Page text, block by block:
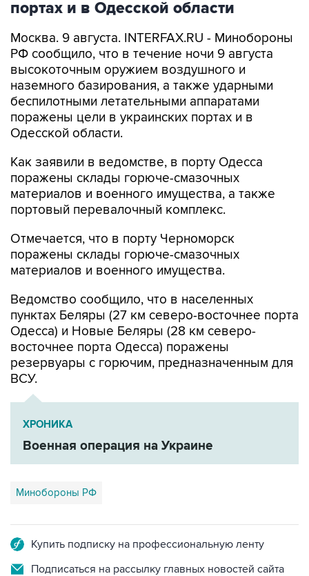
Москва. 9 августа. INTERFAX.RU - Минобороны
высокоточным оружием воздушного и
наземного базирования, а также ударными
беспилотными летательными аппаратами
поражены цели в украинских портах и в
Одесской области.
Как заявили в ведомстве, в порту Одесса
материалов и военного имущества, а также
портовый перевалочный комплекс.
Отмечается, что в порту Черноморск
материалов и военного имущества.
Ведомство сообщило, что в населенных
Одесса) и Новые Беляры (28 км северо-
восточнее порта Одесса) поражены
резервуары с горючим, предназначенным для
ВСУ.
ХРОНИКА
Военная операция на Украине
Минобороны РФ
Подписаться на рассылку главных новостей сайта
Получать оперативные новости в официальном